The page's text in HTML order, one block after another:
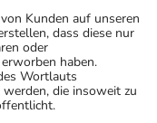
Kunden auf unseren
dass diese nur
oder
haben.
Wortlauts
die insoweit zu